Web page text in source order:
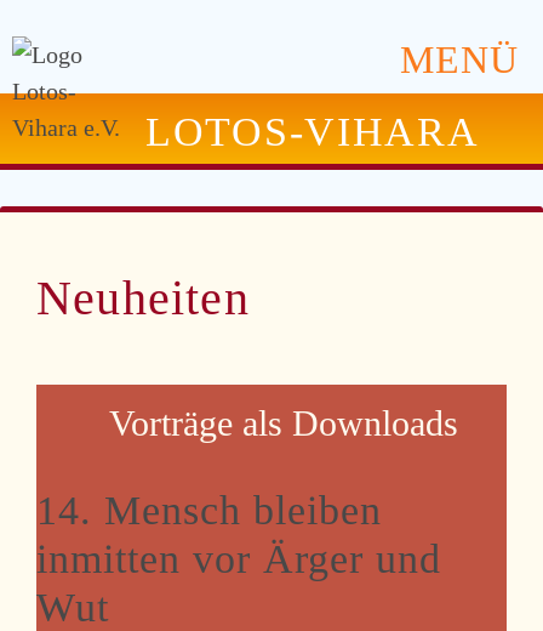
MENÜ
LOTOS-VIHARA
Neuheiten
Vorträge als Downloads
14. Mensch bleiben
inmitten vor Ärger und
Wut